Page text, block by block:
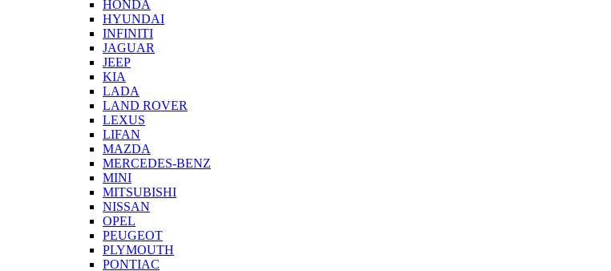
HONDA
HYUNDAI
INFINITI
JAGUAR
JEEP
KIA
LADA
LAND ROVER
LEXUS
LIFAN
MAZDA
MERCEDES-BENZ
MINI
MITSUBISHI
NISSAN
OPEL
PEUGEOT
PLYMOUTH
PONTIAC